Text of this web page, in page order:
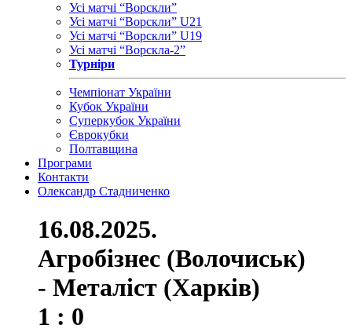
Усі матчі “Ворскли”
Усі матчі “Ворскли” U21
Усі матчі “Ворскли” U19
Усі матчі “Ворскла-2”
Турніри
Чемпіонат України
Кубок України
Суперкубок України
Єврокубки
Полтавщина
Програми
Контакти
Олександр Стадниченко
16.08.2025.
Агробізнес (Волочиськ)
- Металіст (Харків)
1 : 0